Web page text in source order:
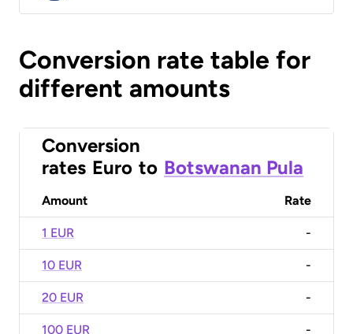
Conversion rate table for
different amounts
Conversion
rates Euro to Botswanan Pula
Amount Rate
1 EUR -
10 EUR -
20 EUR -
100 EUR -